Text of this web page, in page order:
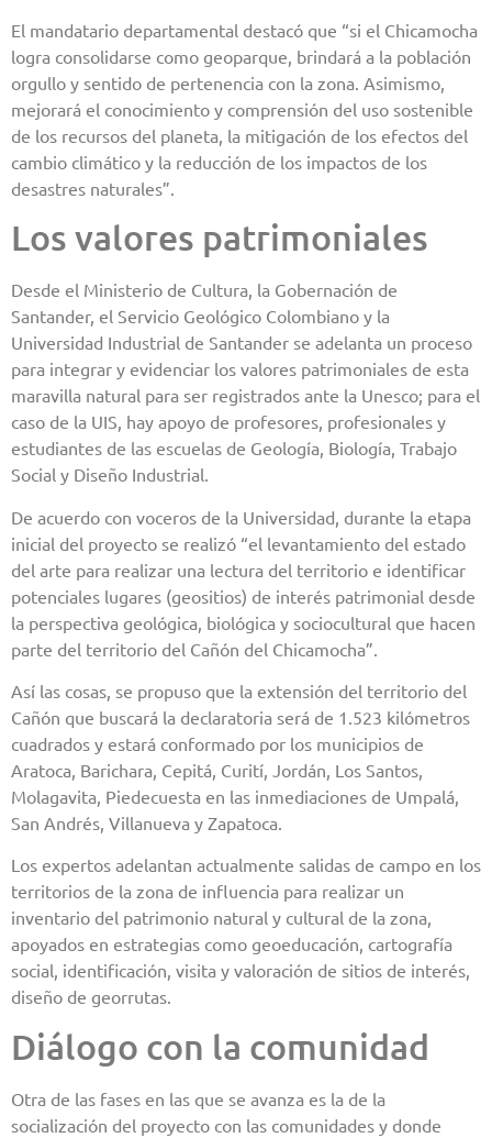
El mandatario departamental destacó que “si el Chicamocha
logra consolidarse como geoparque, brindará a la población
orgullo y sentido de pertenencia con la zona. Asimismo,
mejorará el conocimiento y comprensión del uso sostenible
de los recursos del planeta, la mitigación de los efectos del
cambio climático y la reducción de los impactos de los
desastres naturales”.
Los valores patrimoniales
Desde el Ministerio de Cultura, la Gobernación de
Santander, el Servicio Geológico Colombiano y la
Universidad Industrial de Santander se adelanta un proceso
para integrar y evidenciar los valores patrimoniales de esta
maravilla natural para ser registrados ante la Unesco; para el
caso de la UIS, hay apoyo de profesores, profesionales y
estudiantes de las escuelas de Geología, Biología, Trabajo
Social y Diseño Industrial.
De acuerdo con voceros de la Universidad, durante la etapa
inicial del proyecto se realizó “el levantamiento del estado
del arte para realizar una lectura del territorio e identificar
potenciales lugares (geositios) de interés patrimonial desde
la perspectiva geológica, biológica y sociocultural que hacen
parte del territorio del Cañón del Chicamocha”.
Así las cosas, se propuso que la extensión del territorio del
Cañón que buscará la declaratoria será de 1.523 kilómetros
cuadrados y estará conformado por los municipios de
Aratoca, Barichara, Cepitá, Curití, Jordán, Los Santos,
Molagavita, Piedecuesta en las inmediaciones de Umpalá,
San Andrés, Villanueva y Zapatoca.
Los expertos adelantan actualmente salidas de campo en los
territorios de la zona de influencia para realizar un
inventario del patrimonio natural y cultural de la zona,
apoyados en estrategias como geoeducación, cartografía
social, identificación, visita y valoración de sitios de interés,
diseño de georrutas.
Diálogo con la comunidad
Otra de las fases en las que se avanza es la de la
socialización del proyecto con las comunidades y donde